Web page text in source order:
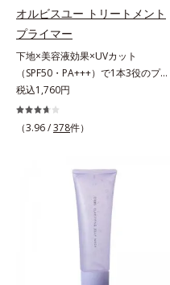
に包まれた水分保持力の高い粉体や
和漢植物由来成分をはじめとした、
肌をいたわる保湿成分をたっぷり配
合しました。肌にやさしいだけでな
く、毛穴や凸凹、赤みをカバーし
て、自然な陶器肌を叶えます。*1
乾燥など*2 すべての人に皮膚刺激
がおきないというわけではありませ
ありません。
オルビスユー トリートメント
プライマー
下地×美容液効果×UVカット
（SPF50・PA+++）で1本3役のプラ
イマー。凹凸をつるんとなめらかに
(*1)整え、化粧ノリUPの高機能化粧
下地。“塗るたび高まる、素肌の美
る小ジワをカバーしてハリ肌に整え
る高機能化粧下地毛穴や小ジワの凹
凸をつるんとなめらかに(*1)。スキ
ンケア発想の化粧下地です。保湿成
分が肌全層(*2)に働きかけて、肌の
クリームのようにぴたっと密着。乾
税込1,760円
（3.96 /378件）